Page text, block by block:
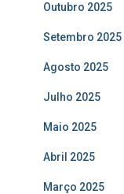
Outubro 2025
Setembro 2025
Agosto 2025
Julho 2025
Maio 2025
Abril 2025
Março 2025